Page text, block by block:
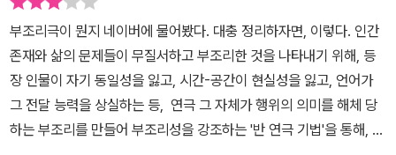
주를 거치다 보니 생동감이 떨어져서 연극 특유의 치고 빠지는 것 같
은 느낌이 부족하고 다소 싱거워졌다. 외젠 이오네스코의 희곡은 아
쉽게도 '나에게는 가까이 하기엔 너무 먼 당신'이었다.
부조리극이 뭔지 네이버에 물어봤다. 대충 정리하자면, 이렇다. 인간
존재와 삶의 문제들이 무질서하고 부조리한 것을 나타내기 위해, 등
장 인물이 자기 동일성을 잃고, 시간-공간이 현실성을 잃고, 언어가
그 전달 능력을 상실하는 등, 연극 그 자체가 행위의 의미를 해체 당
하는 부조리를 만들어 부조리성을 강조하는 '반 연극 기법'을 통해, 관